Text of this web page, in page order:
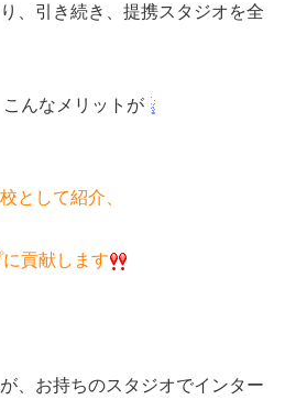
、引き続き、提携スタジオを全
んなメリットが
として紹介、
貢献します
、お持ちのスタジオでインター